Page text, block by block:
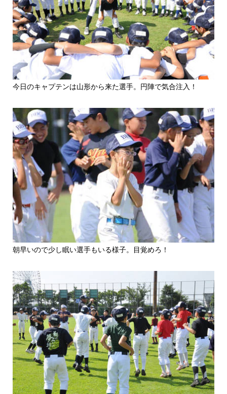
今日のキャプテンは山形から来た選手。円陣で気合注入！
朝早いので少し眠い選手もいる様子。目覚めろ！